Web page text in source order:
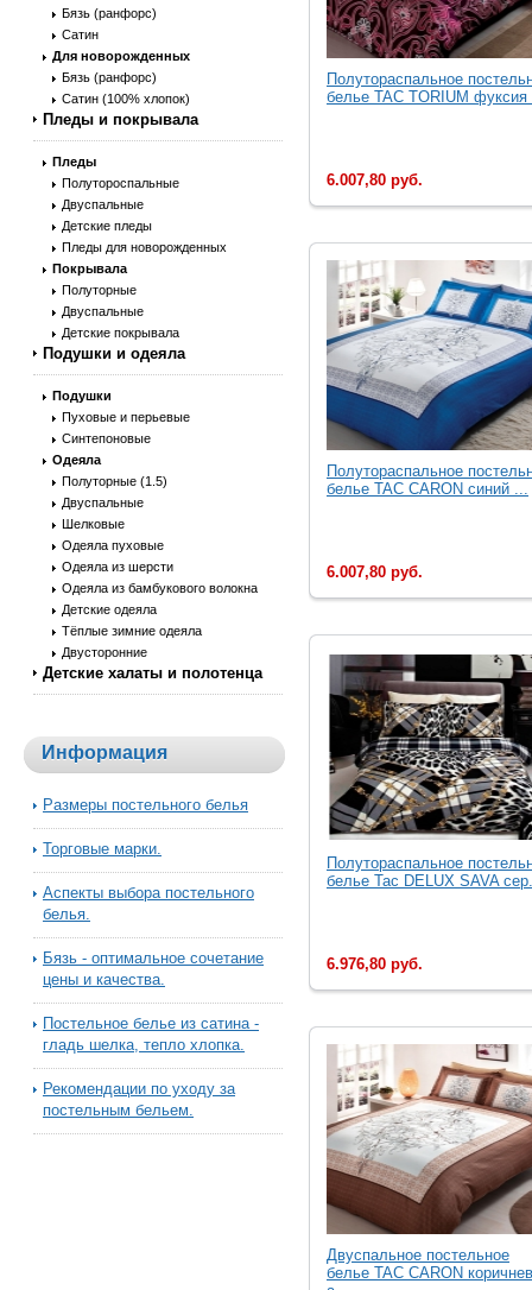
Бязь (ранфорс)
Сатин
Для новорожденных
Бязь (ранфорс)
Сатин (100% хлопок)
Пледы и покрывала
Пледы
Полутороспальные
Двуспальные
Детские пледы
Пледы для новорожденных
Покрывала
Полуторные
Двуспальные
Детские покрывала
Подушки и одеяла
Подушки
Пуховые и перьевые
Синтепоновые
Одеяла
Полуторные (1.5)
Двуспальные
Шелковые
Одеяла пуховые
Одеяла из шерсти
Одеяла из бамбукового волокна
Детские одеяла
Тёплые зимние одеяла
Двусторонние
Детские халаты и полотенца
Информация
Размеры постельного белья
Торговые марки.
Аспекты выбора постельного
белья.
Бязь - оптимальное сочетание
цены и качества.
Постельное белье из сатина -
гладь шелка, тепло хлопка.
Рекомендации по уходу за
постельным бельем.
Полутораспальное
белье TAC TORIUM фуксия
6.007,80 руб.
Полутораспальное
белье TAC CARON синий ...
6.007,80 руб.
Полутораспальное
белье Tac DELUX SAVA
6.976,80 руб.
Двуспальное постельное
белье TAC CARON